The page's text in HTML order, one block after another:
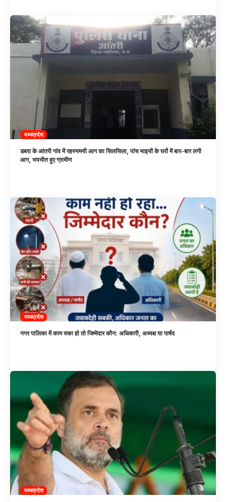
मध्यप्रदेश
डबरा के आंतरी गांव में रहस्यमयी आग का सिलसिला, पांच भाइयों के घरों में बार-बार लगी
आग, भयभीत हुए ग्रामीण
मध्यप्रदेश
नगर पालिका में काम रुका हो तो जिम्मेदार कौन: अधिकारी, अध्यक्ष या पार्षद
मध्यप्रदेश